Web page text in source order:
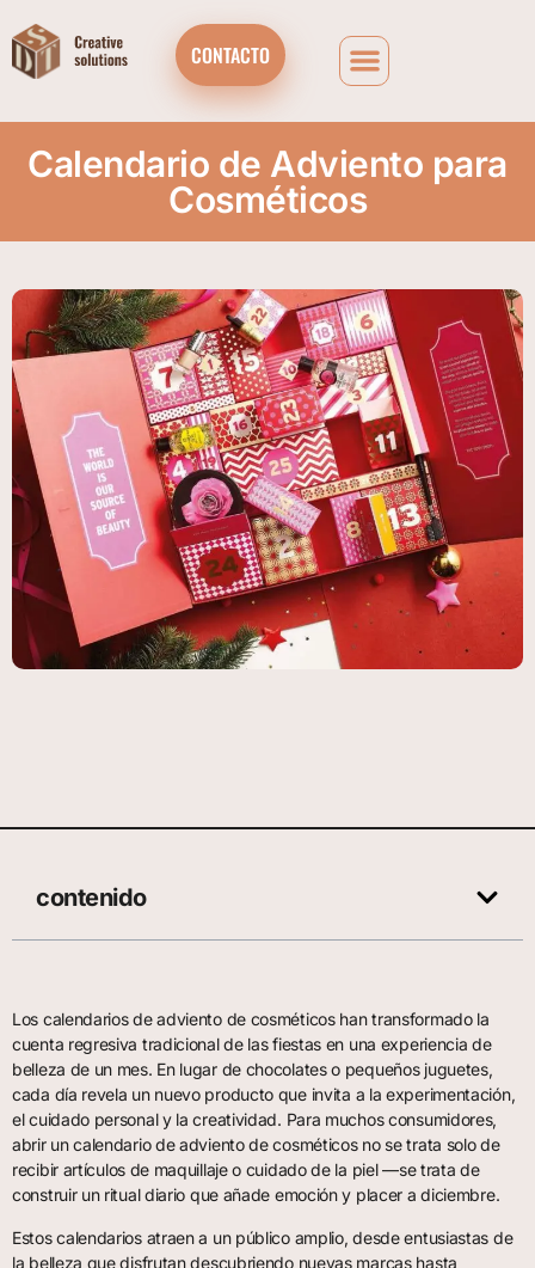
CONTACTO
Calendario de Adviento para
Cosméticos
contenido
Los calendarios de adviento de cosméticos han transformado la
cuenta regresiva tradicional de las fiestas en una experiencia de
belleza de un mes. En lugar de chocolates o pequeños juguetes,
cada día revela un nuevo producto que invita a la experimentación,
el cuidado personal y la creatividad. Para muchos consumidores,
abrir un calendario de adviento de cosméticos no se trata solo de
recibir artículos de maquillaje o cuidado de la piel —se trata de
construir un ritual diario que añade emoción y placer a diciembre.
Estos calendarios atraen a un público amplio, desde entusiastas de
la belleza que disfrutan descubriendo nuevas marcas hasta